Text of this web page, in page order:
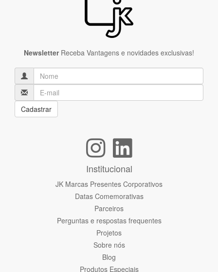
NewsletterReceba Vantagens e novidades exclusivas!
Cadastrar
Institucional
JK Marcas Presentes Corporativos
Datas Comemorativas
Parceiros
Perguntas e respostas frequentes
Projetos
Sobre nós
Blog
Produtos Especiais